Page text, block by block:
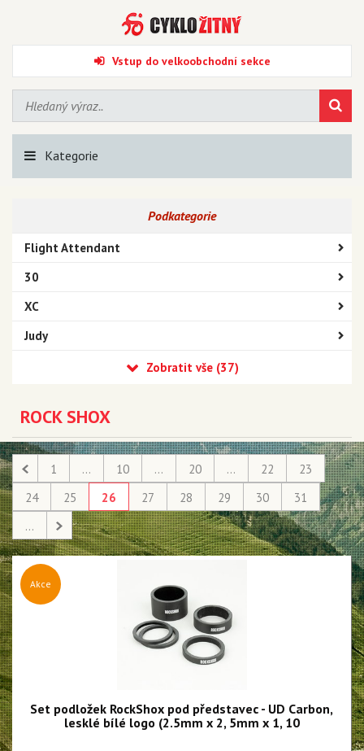
Vstup do velkoobchodní sekce
Kategorie
Podkategorie
Flight Attendant
30
XC
Judy
Sid
35
Revelation
Sektor
Pike
Psylo
Yari
BoXXer - NEW!!!
ROCK SHOX
1 ... 10 ... 20 ... 22
23
24
25 26 27 28 29 30
31
...
Akce
Set podložek RockShox pod představec - UD Carbon,
lesklé bílé logo (2.5mm x 2, 5mm x 1, 10